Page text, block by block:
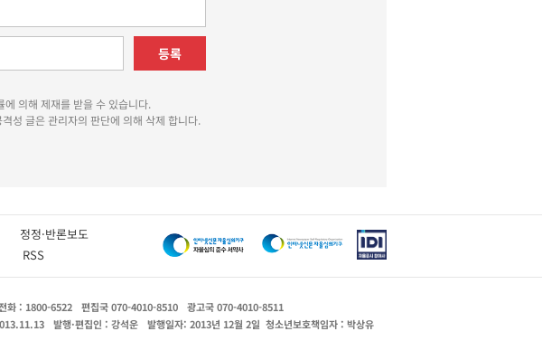
등록
의해 제재를 받을 수 있습니다.
성 글은 관리자의 판단에 의해 삭제 합니다.
정정·반론보도
RSS
화 : 1800-6522 편집국 070-4010-8510
광고국 070-4010-8511
발행·편집인 : 강석운 발행일자: 2013년 12월 2일 청소년보호책임자 : 박상유